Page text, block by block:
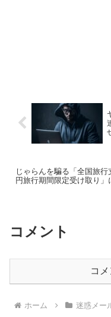
じゃらんを騙る「全国旅行
円旅行期間限定受け取り」
コメント
コ
ホーム 迷惑メー